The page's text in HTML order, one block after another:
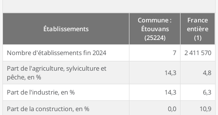
Établissements
Commune :
Étouvans
(25224)
France
entière
(1)
Nombre d'établissements fin 2024
7
2 411 570
Part de l'agriculture, sylviculture et
pêche, en %
14,3 4,8
Part de l'industrie, en % 14,3
6,3
Part de la construction, en %
0,0
10,9